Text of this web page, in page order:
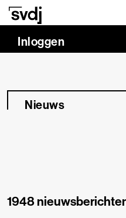
Naar hoofdinhoud
Inloggen
Nieuws
1948